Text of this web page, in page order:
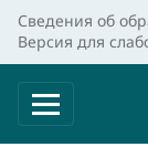
Сведения об
Версия для